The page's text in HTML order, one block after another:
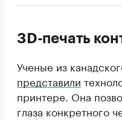
3D-печать
Ученые из
представили
принтере. Она
глаза конкретного